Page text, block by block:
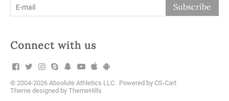
Subscribe
Connect with us
© 2004-2026 Absolute Athletics LLC. Powered by CS-Cart
Theme designed by ThemeHills